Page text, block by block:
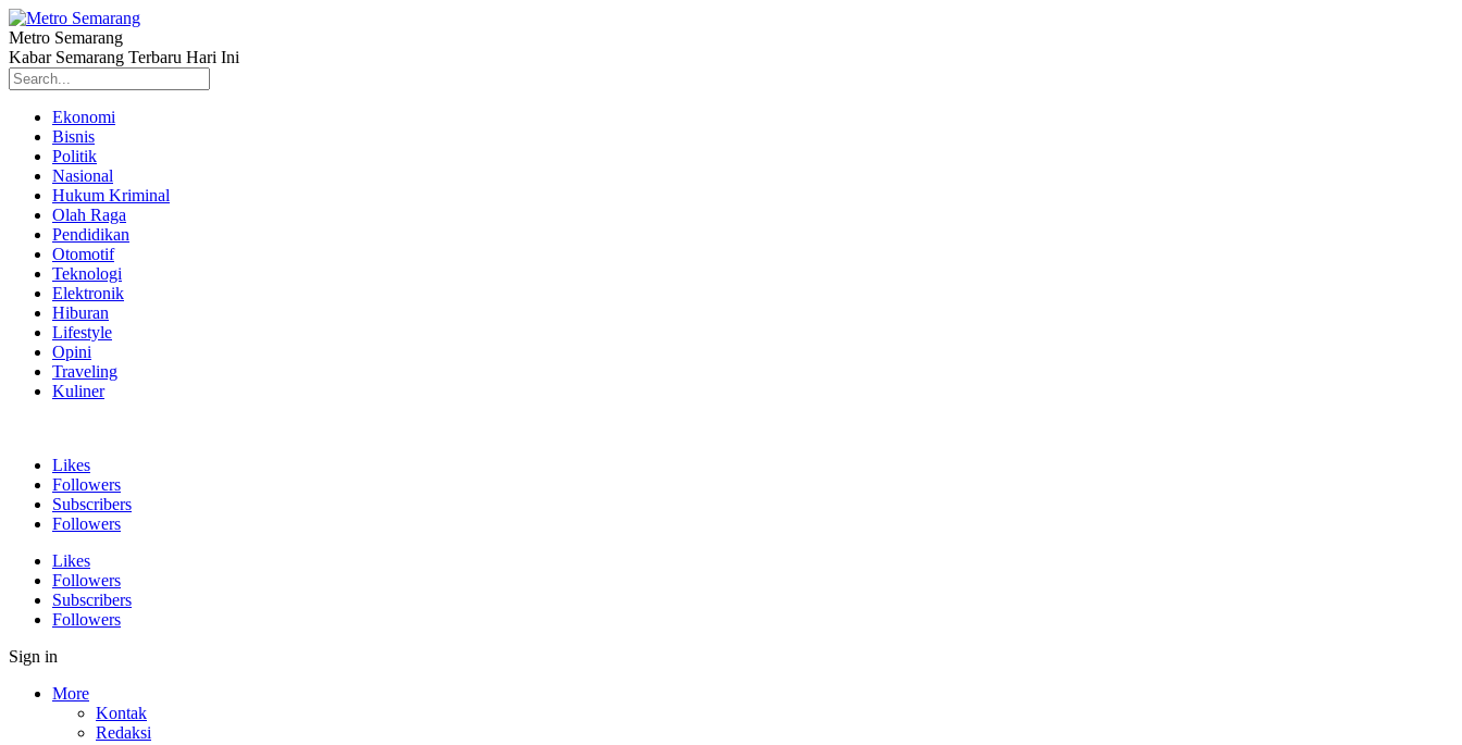
Metro Semarang
Kabar Semarang Terbaru Hari Ini
Ekonomi
Bisnis
Politik
Nasional
Hukum Kriminal
Olah Raga
Pendidikan
Otomotif
Teknologi
Elektronik
Hiburan
Lifestyle
Opini
Traveling
Kuliner
Likes
Followers
Subscribers
Followers
Likes
Followers
Subscribers
Followers
Sign in
More
Kontak
Redaksi